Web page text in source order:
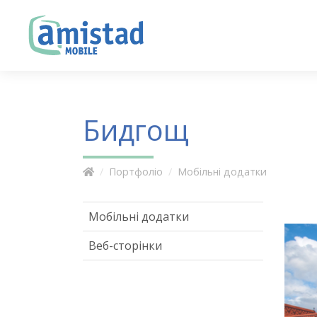
Бидгощ
Портфоліо Мобільні додатки
Мобільні додатки
Веб-сторінки